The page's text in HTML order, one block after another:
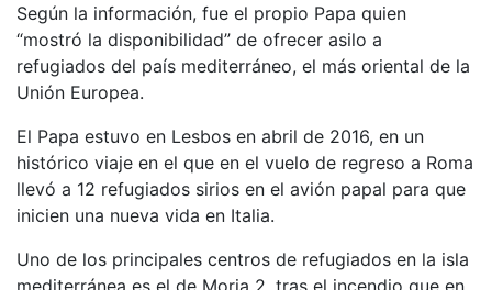
Según la información, fue el propio Papa quien
“mostró la disponibilidad” de ofrecer asilo a
refugiados del país mediterráneo, el más oriental de la
Unión Europea.
El Papa estuvo en Lesbos en abril de 2016, en un
histórico viaje en el que en el vuelo de regreso a Roma
llevó a 12 refugiados sirios en el avión papal para que
inicien una nueva vida en Italia.
Uno de los principales centros de refugiados en la isla
mediterránea es el de Moria 2, tras el incendio que en